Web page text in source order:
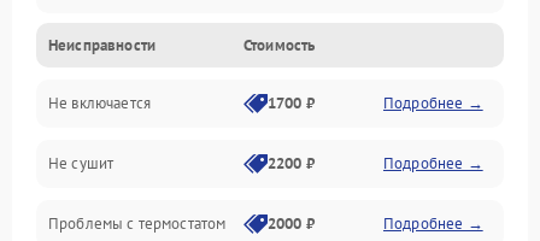
Нагрев
Механические повреждения
Оптика
Программное обеспечение
Неисправности Стоимость
Не включается 1700 ₽ Подробнее →
Не сушит 2200 ₽ Подробнее →
Проблемы с термостатом 2000 ₽ Подробнее →